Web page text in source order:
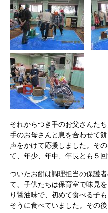
それからつき手のお父さんた
手のお母さんと息を合わせて
声をかけて応援しました。そ
て、年少、年中、年長とも５回
ついたお餅は調理担当の保護
て、子供たちは保育室で味見
り醤油味で、初めて食べる子
そうに食べていました。その